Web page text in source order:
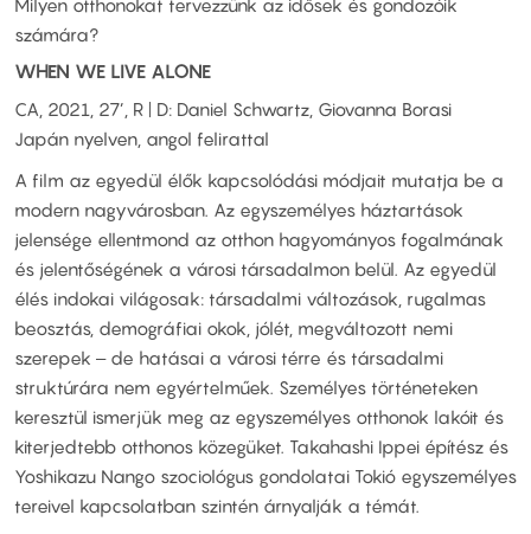
Milyen otthonokat tervezzünk az idősek és gondozóik
számára?
WHEN WE LIVE ALONE
CA, 2021, 27’, R | D: Daniel Schwartz, Giovanna Borasi
Japán nyelven, angol felirattal
A film az egyedül élők kapcsolódási módjait mutatja be a
modern nagyvárosban. Az egyszemélyes háztartások
jelensége ellentmond az otthon hagyományos fogalmának
és jelentőségének a városi társadalmon belül. Az egyedül
élés indokai világosak: társadalmi változások, rugalmas
beosztás, demográfiai okok, jólét, megváltozott nemi
szerepek ‒ de hatásai a városi térre és társadalmi
struktúrára nem egyértelműek. Személyes történeteken
keresztül ismerjük meg az egyszemélyes otthonok lakóit és
kiterjedtebb otthonos közegüket. Takahashi Ippei építész és
Yoshikazu Nango szociológus gondolatai Tokió egyszemélyes
tereivel kapcsolatban szintén árnyalják a témát.